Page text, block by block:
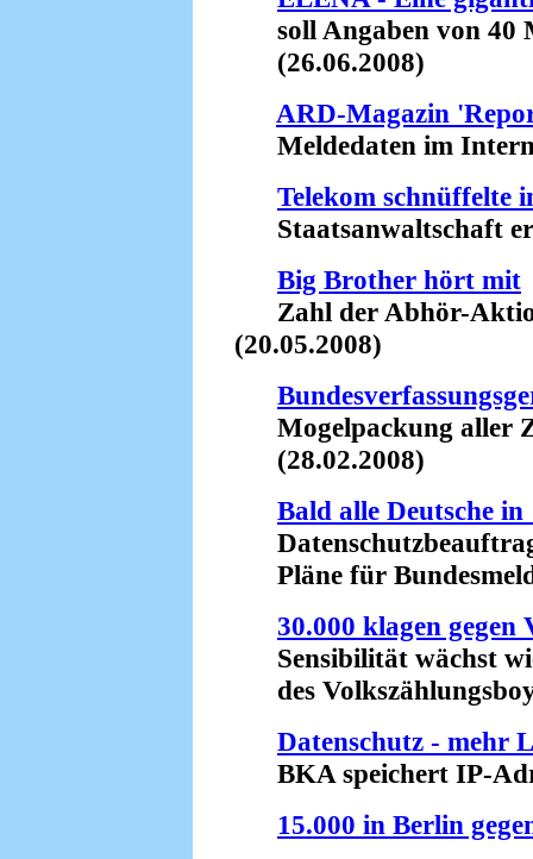
soll Angaben von 40
(26.06.2008)
ARD-Magazin
Meldedaten im
Telekom schnüffelte
Staatsanwaltschaft
Big Brother hört mit
Zahl der Abhör-
(20.05.2008)
Mogelpackung aller
(28.02.2008)
Bald alle Deutsche
Pläne für
30.000 klagen
Sensibilität wächst
des
Datenschutz - mehr
BKA speichert IP-
15.000 in Berlin